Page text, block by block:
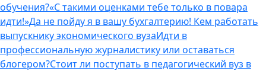
обучения?«С такими оценками тебе только в повара
идти!»Да не пойду я в вашу бухгалтерию! Кем работать
выпускнику экономического вузаИдти в
профессиональную журналистику или оставаться
блогером?Стоит ли поступать в педагогический вуз в